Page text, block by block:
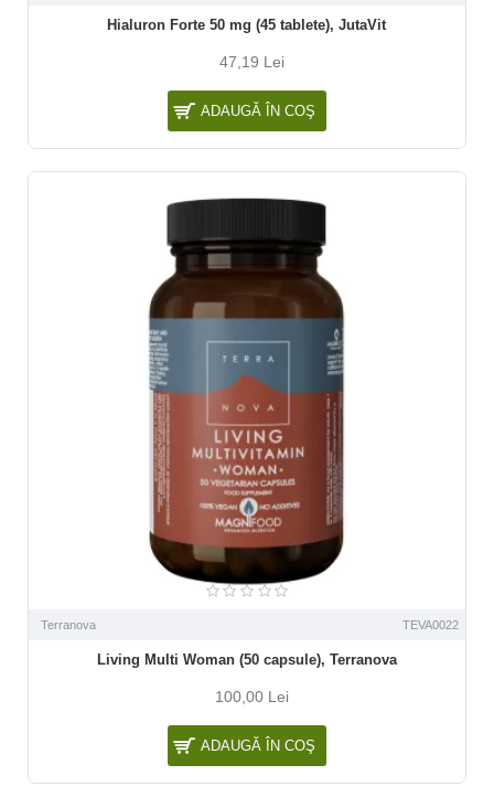
Hialuron Forte 50 mg (45 tablete), JutaVit
47,19 Lei
ADAUGĂ ÎN COŞ
Terranova TEVA0022
Living Multi Woman (50 capsule), Terranova
100,00 Lei
ADAUGĂ ÎN COŞ